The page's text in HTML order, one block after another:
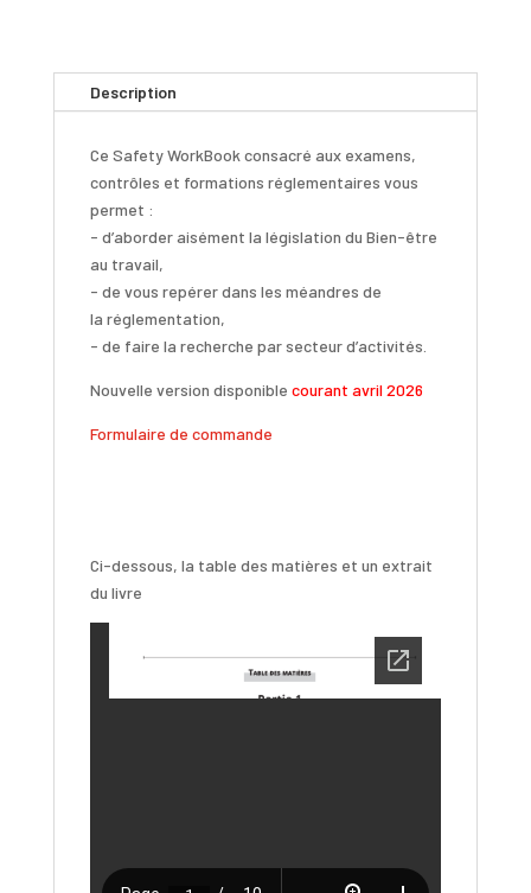
t
e
:
Description
Ce Safety WorkBook consacré aux examens,
contrôles et formations réglementaires vous
permet :
- d’aborder aisément la législation du Bien-être
au travail,
- de vous repérer dans les méandres de
la réglementation,
- de faire la recherche par secteur d’activités.
Nouvelle version disponible courant avril 2026
Formulaire de commande
Ci-dessous, la table des matières et un extrait
du livre